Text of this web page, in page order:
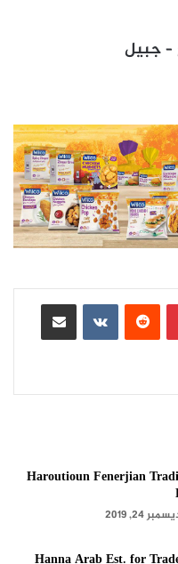
جبيل
بينتيريست
مشاركة عبر البريد
Haroutioun Fenerjian
24, 2019